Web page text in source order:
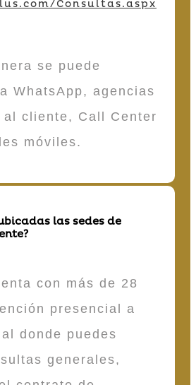
Consultas.aspx
se puede
WhatsApp, agencias
al cliente, Call Center
móviles.
las sedes de
con más de 28
presencial a
donde puedes
generales,